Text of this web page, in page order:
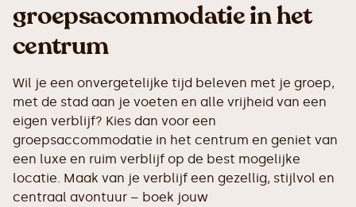
groepsacommodatie in het
centrum
Wil je een onvergetelijke tijd beleven met je groep,
met de stad aan je voeten en alle vrijheid van een
eigen verblijf? Kies dan voor een
groepsaccommodatie in het centrum en geniet van
een luxe en ruim verblijf op de best mogelijke
locatie. Maak van je verblijf een gezellig, stijlvol en
centraal avontuur – boek jouw